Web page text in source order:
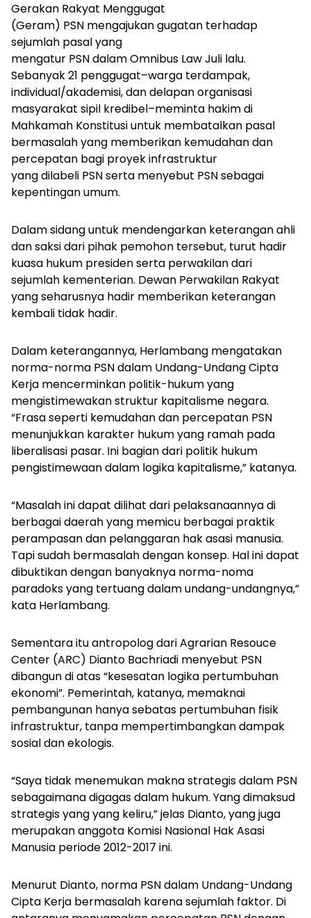
Gerakan Rakyat Menggugat
(Geram) PSN mengajukan gugatan terhadap
sejumlah pasal yang
mengatur PSN dalam Omnibus Law Juli lalu.
Sebanyak 21 penggugat–warga terdampak,
individual/akademisi, dan delapan organisasi
masyarakat sipil kredibel–meminta hakim di
Mahkamah Konstitusi untuk membatalkan pasal
bermasalah yang memberikan kemudahan dan
percepatan bagi proyek infrastruktur
yang dilabeli PSN serta menyebut PSN sebagai
kepentingan umum.
Dalam sidang untuk mendengarkan keterangan ahli
dan saksi dari pihak pemohon tersebut, turut hadir
kuasa hukum presiden serta perwakilan dari
sejumlah kementerian. Dewan Perwakilan Rakyat
yang seharusnya hadir memberikan keterangan
kembali tidak hadir.
Dalam keterangannya, Herlambang mengatakan
norma-norma PSN dalam Undang-Undang Cipta
Kerja mencerminkan politik-hukum yang
mengistimewakan struktur kapitalisme negara.
“Frasa seperti kemudahan dan percepatan PSN
menunjukkan karakter hukum yang ramah pada
liberalisasi pasar. Ini bagian dari politik hukum
pengistimewaan dalam logika kapitalisme,” katanya.
“Masalah ini dapat dilihat dari pelaksanaannya di
berbagai daerah yang memicu berbagai praktik
perampasan dan pelanggaran hak asasi manusia.
Tapi sudah bermasalah dengan konsep. Hal ini dapat
dibuktikan dengan banyaknya norma-noma
paradoks yang tertuang dalam undang-undangnya,”
kata Herlambang.
Sementara itu antropolog dari Agrarian Resouce
Center (ARC) Dianto Bachriadi menyebut PSN
dibangun di atas “kesesatan logika pertumbuhan
ekonomi”. Pemerintah, katanya, memaknai
pembangunan hanya sebatas pertumbuhan fisik
infrastruktur, tanpa mempertimbangkan dampak
sosial dan ekologis.
“Saya tidak menemukan makna strategis dalam PSN
sebagaimana digagas dalam hukum. Yang dimaksud
strategis yang yang keliru,” jelas Dianto, yang juga
merupakan anggota Komisi Nasional Hak Asasi
Manusia periode 2012-2017 ini.
Menurut Dianto, norma PSN dalam Undang-Undang
Cipta Kerja bermasalah karena sejumlah faktor. Di